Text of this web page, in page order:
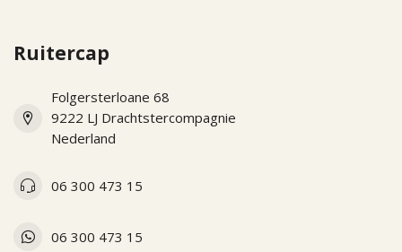
Ruitercap
Folgersterloane 68
9222 LJ Drachtstercompagnie
Nederland
06 300 473 15
06 300 473 15